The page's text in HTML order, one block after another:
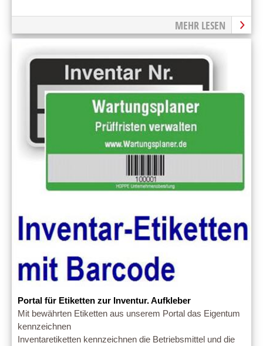
MEHR LESEN
Portal für Etiketten zur Inventur. Aufkleber
Mit bewährten Etiketten aus unserem Portal das Eigentum
kennzeichnen
Inventaretiketten kennzeichnen die Betriebsmittel und die